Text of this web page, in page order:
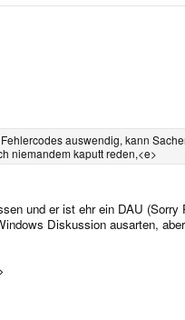
auswendig, kann
niemandem kaputt reden,<e>
und er ist ehr ein DAU
Diskussion ausarten,